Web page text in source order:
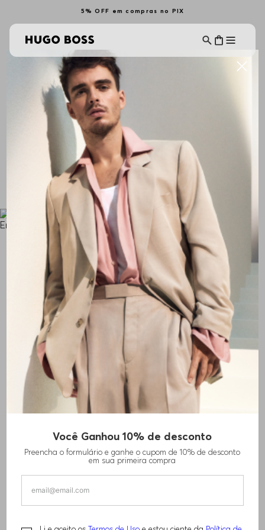
5% OFF em compras no PIX
Você Ganhou 10% de desconto
Preencha o formulário e ganhe o cupom de 10% de desconto
em sua primeira compra
POLO DE MALHA COM ZÍPER E
ACABAMENTO DE LOGO EMPILHADO